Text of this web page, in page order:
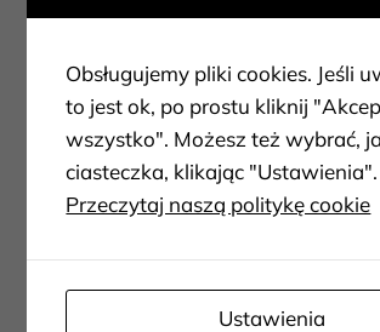
Obsługujemy pliki cookies. Jeśli
to jest ok, po prostu kliknij
wszystko". Możesz też wybrać,
ciasteczka, klikając "Ustawienia".
Przeczytaj naszą politykę cookie
Ustawienia